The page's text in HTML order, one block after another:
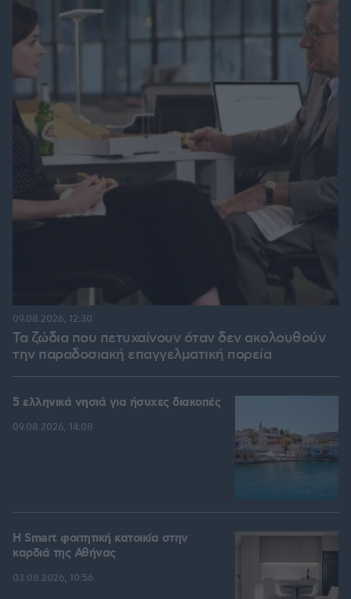
Τα ζώδια που πετυχαίνουν όταν δεν ακολουθούν
την παραδοσιακή επαγγελματική πορεία
09.08.2026, 12:30
5 ελληνικά νησιά για ήσυχες διακοπές
09.08.2026, 14:08
Η Smart φοιτητική κατοικία στην
καρδιά της Αθήνας
03.08.2026, 10:56